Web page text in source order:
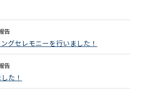
告
グセレモニーを行いました！
告
た！